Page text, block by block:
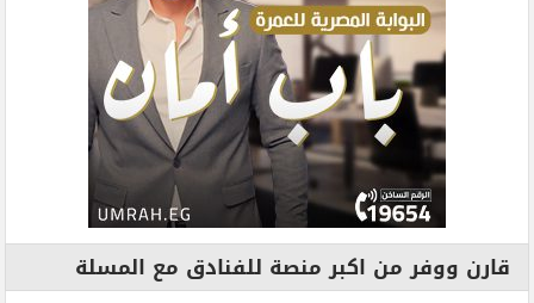
قارن ووفر من اكبر منصة للفنادق مع المسلة